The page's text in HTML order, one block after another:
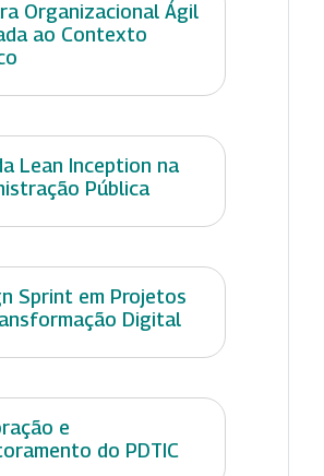
Organizacional Ágil
ao Contexto
Lean Inception na
Pública
Sprint em Projetos
Digital
e
do PDTIC